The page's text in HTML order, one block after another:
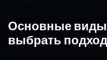
Основные виды
выбрать